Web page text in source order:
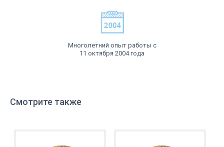
Многолетний опыт работы с
11 октября 2004 года
Смотрите также